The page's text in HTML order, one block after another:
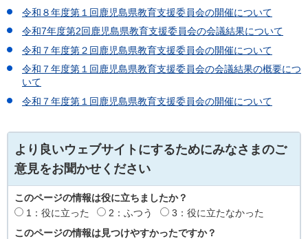
令和８年度第１回鹿児島県教育支援委員会の開催について
令和7年度第2回鹿児島県教育支援委員会の会議結果について
令和７年度第２回鹿児島県教育支援委員会の開催について
令和７年度第１回鹿児島県教育支援委員会の会議結果の概要につ
いて
令和７年度第１回鹿児島県教育支援委員会の開催について
より良いウェブサイトにするためにみなさまのご
意見をお聞かせください
このページの情報は役に立ちましたか？
1：役に立った
2：ふつう
3：役に立たなかった
このページの情報は見つけやすかったですか？